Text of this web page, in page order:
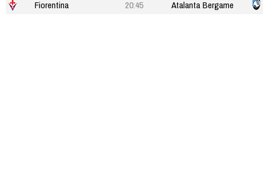
Fiorentina
20:45 Atalanta Bergame